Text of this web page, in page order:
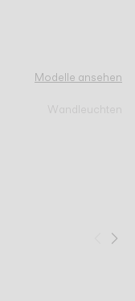
Modelle ansehen
Wandleuchten